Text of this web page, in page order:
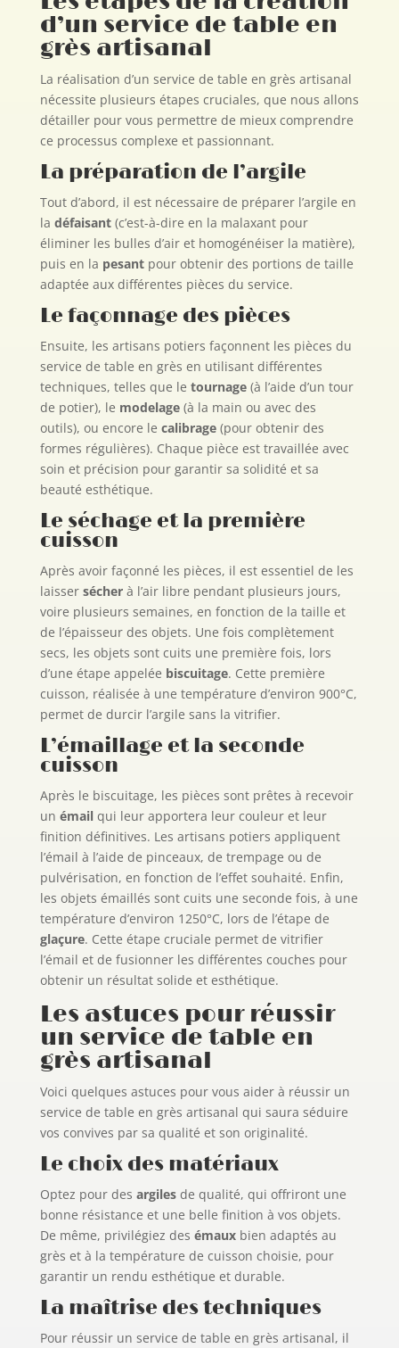
d’un service de table en
grès artisanal
La réalisation d’un service de table en grès artisanal
nécessite plusieurs étapes cruciales, que nous allons
détailler pour vous permettre de mieux comprendre
ce processus complexe et passionnant.
La préparation de l’argile
Tout d’abord, il est nécessaire de préparer l’argile en
la défaisant(c’est-à-dire en la malaxant pour
éliminer les bulles d’air et homogénéiser la matière),
puis en la pesantpour obtenir des portions de taille
adaptée aux différentes pièces du service.
Le façonnage des pièces
Ensuite, les artisans potiers façonnent les pièces du
service de table en grès en utilisant différentes
techniques, telles que le tournage(à l’aide d’un tour
de potier), le modelage(à la main ou avec des
outils), ou encore le calibrage(pour obtenir des
formes régulières). Chaque pièce est travaillée avec
soin et précision pour garantir sa solidité et sa
beauté esthétique.
Le séchage et la première
cuisson
Après avoir façonné les pièces, il est essentiel de les
laisser sécherà l’air libre pendant plusieurs jours,
voire plusieurs semaines, en fonction de la taille et
de l’épaisseur des objets. Une fois complètement
secs, les objets sont cuits une première fois, lors
d’une étape appelée biscuitage. Cette première
cuisson, réalisée à une température d’environ 900°C,
permet de durcir l’argile sans la vitrifier.
L’émaillage et la seconde
cuisson
Après le biscuitage, les pièces sont prêtes à recevoir
un émailqui leur apportera leur couleur et leur
finition définitives. Les artisans potiers appliquent
l’émail à l’aide de pinceaux, de trempage ou de
pulvérisation, en fonction de l’effet souhaité. Enfin,
les objets émaillés sont cuits une seconde fois, à une
température d’environ 1250°C, lors de l’étape de
glaçure. Cette étape cruciale permet de vitrifier
l’émail et de fusionner les différentes couches pour
obtenir un résultat solide et esthétique.
Les astuces pour réussir
un service de table en
grès artisanal
Voici quelques astuces pour vous aider à réussir un
service de table en grès artisanal qui saura séduire
vos convives par sa qualité et son originalité.
Le choix des matériaux
Optez pour des argilesde qualité, qui offriront une
bonne résistance et une belle finition à vos objets.
De même, privilégiez des émauxbien adaptés au
grès et à la température de cuisson choisie, pour
garantir un rendu esthétique et durable.
La maîtrise des techniques
Pour réussir un service de table en grès artisanal, il